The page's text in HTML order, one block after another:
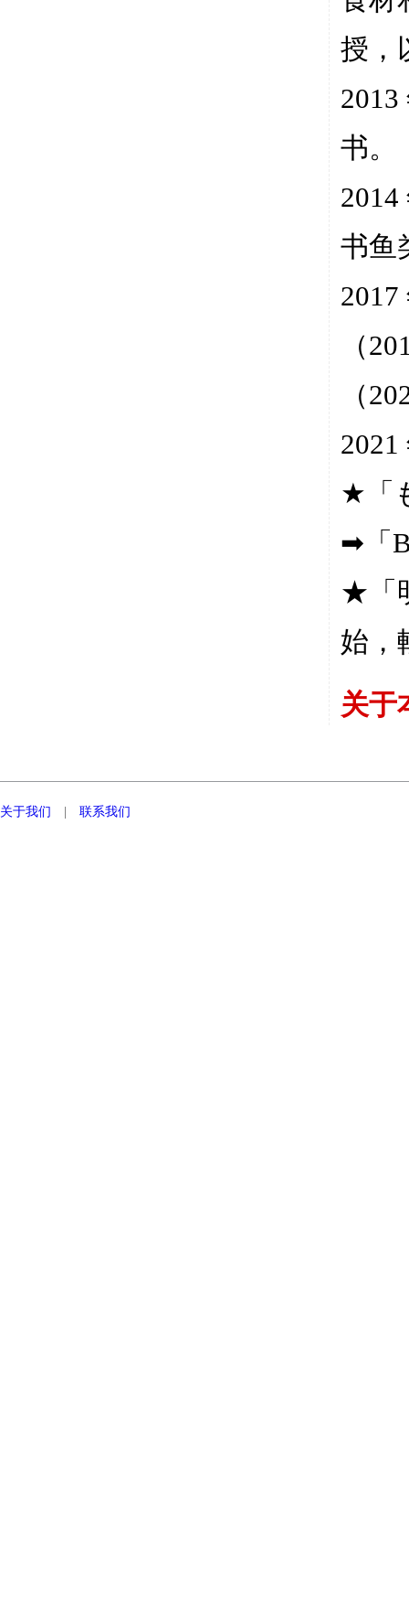
授，
书。
书鱼
（
（
★「
➡︎「
★「
始，
关于
关于我们 联系我们